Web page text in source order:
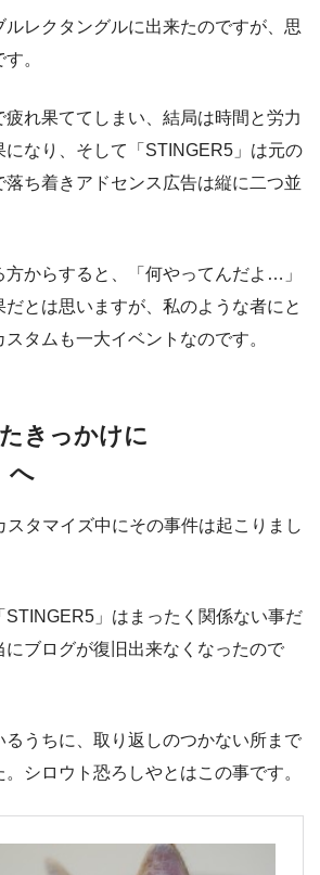
レクタングルに出来たのですが、思
。
疲れ果ててしまい、結局は時間と労力
になり、そして「STINGER5」は元の
落ち着きアドセンス広告は縦に二つ並
方からすると、「何やってんだよ…」
だとは思いますが、私のような者にと
タムも一大イベントなのです。
きっかけに
へ
スタマイズ中にその事件は起こりまし
STINGER5」はまったく関係ない事だ
にブログが復旧出来なくなったので
るうちに、取り返しのつかない所まで
シロウト恐ろしやとはこの事です。